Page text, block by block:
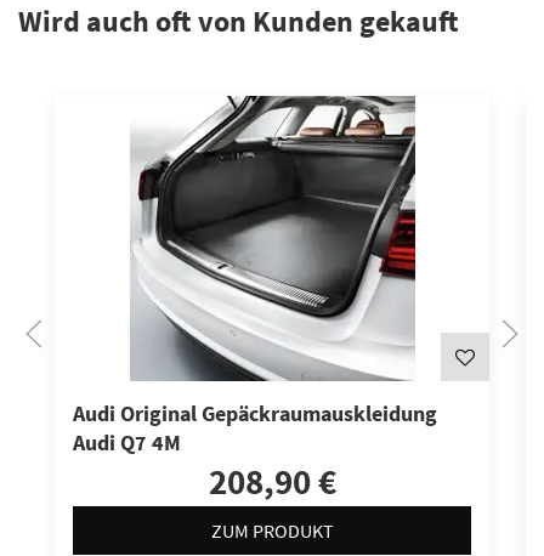
Wird auch oft von Kunden gekauft
Audi Original Gepäckraumauskleidung
Audi Q7 4M
208,90 €
ZUM PRODUKT